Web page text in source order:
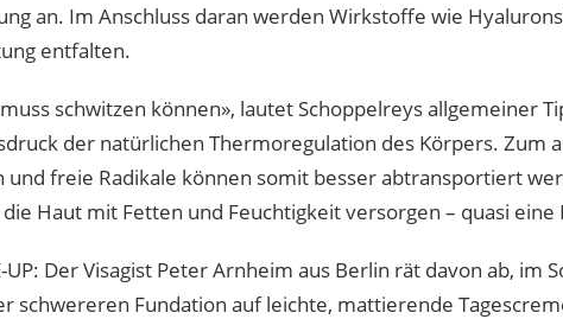
an. Im Anschluss daran werden Wirkstoffe wie
entfalten.
schwitzen können», lautet Schoppelreys allgemeiner
der natürlichen Thermoregulation des Körpers. Zum
und freie Radikale können somit besser abtransportiert
Haut mit Fetten und Feuchtigkeit versorgen – quasi eine
UP: Der Visagist Peter Arnheim aus Berlin rät davon ab,
schwereren Fundation auf leichte, mattierende